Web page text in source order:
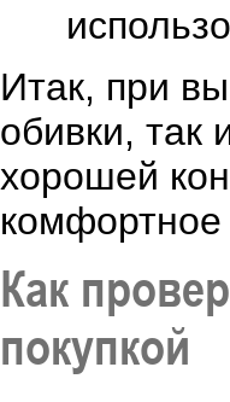
Итак, при
обивки, так
хорошей
комфортное
Как
покупкой